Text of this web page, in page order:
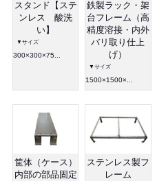
スタンド【ステ
ンレス 酸洗
い】
▼サイズ
300×300×75...
鉄製ラック・架
台フレーム（高
精度溶接・内外
バリ取り仕上
げ）
▼サイズ
1500×1500×...
筐体（ケース）
内部の部品固定
ステンレス製フ
レーム